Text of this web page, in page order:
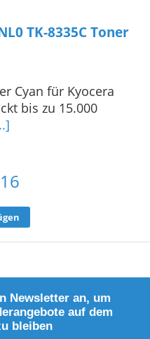
TK-8335C Toner
Cyan für Kyocera
bis zu 15.000
Newsletter an, um
auf dem
bleiben